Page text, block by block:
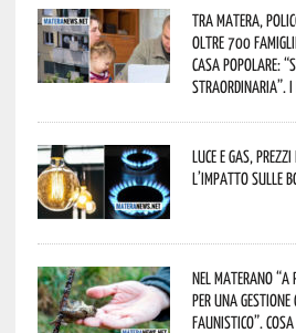
Tra Matera,
oltre 700
casa popolare:
straordinaria”.
Luce e gas,
l’impatto sulle
Nel materano
per una
faunistico”. Cosa